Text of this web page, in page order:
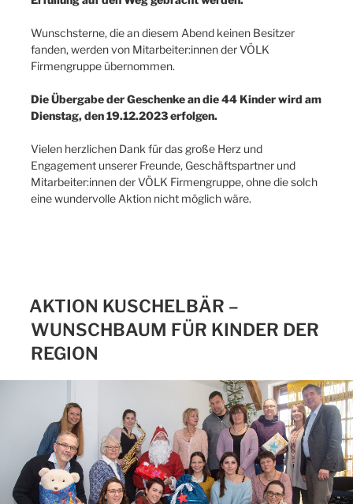
Wunschsterne, die an diesem Abend keinen Besitzer
fanden, werden von Mitarbeiter:innen der VÖLK
Firmengruppe übernommen.
Die Übergabe der Geschenke an die 44 Kinder wird am
Dienstag, den 19.12.2023 erfolgen.
Vielen herzlichen Dank für das große Herz und
Engagement unserer Freunde, Geschäftspartner und
Mitarbeiter:innen der VÖLK Firmengruppe, ohne die solch
eine wundervolle Aktion nicht möglich wäre.
AKTION KUSCHELBÄR –
WUNSCHBAUM FÜR KINDER DER
REGION